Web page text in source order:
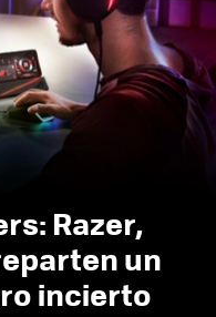
Razer,
un
incierto